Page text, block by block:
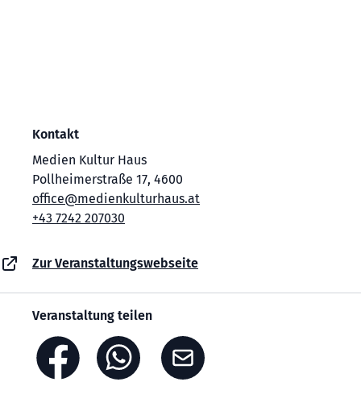
Kontakt
Medien Kultur Haus
Pollheimerstraße 17, 4600
office@medienkulturhaus.at
+43 7242 207030
Zur Veranstaltungswebseite
Veranstaltung teilen